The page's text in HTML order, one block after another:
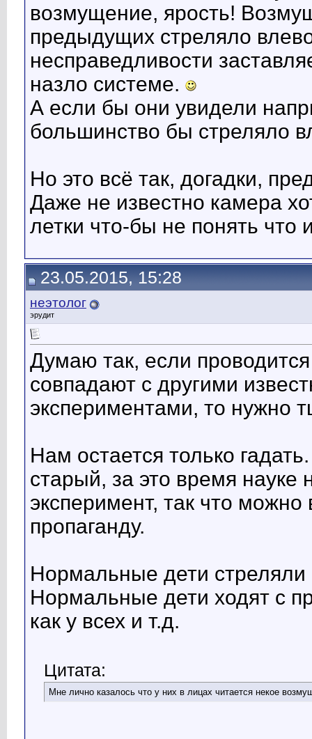
возмущение, ярость!
предыдущих стреляло
несправедливости
назло системе.
А если бы они увидели
большинство бы стреляло
Но это всё так, догадки,
Даже не известно камера
летки что-бы не понять что
23.05.2015, 15:28
неэтолог
эрудит
Думаю так, если
совпадают с другими
экспериментами, то нужно
Нам остается только
старый, за это время науке
эксперимент, так что
пропаганду.
Нормальные дети стреляли
Нормальные дети ходят с
как у всех и т.д.
Цитата:
Мне лично казалось что у них в лицах читается некое